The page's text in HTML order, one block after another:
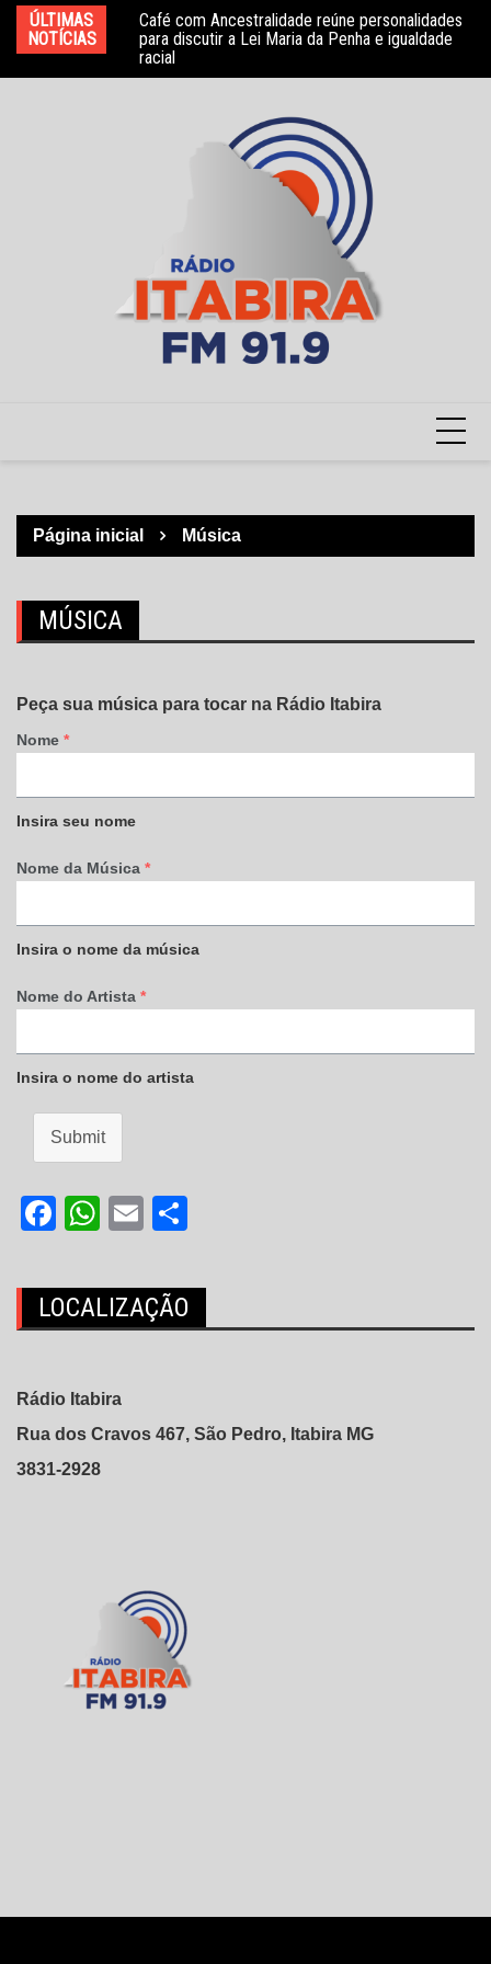
para
conteúdo
ÚLTIMAS
NOTÍCIAS
Quinto” no Santa
Café com Ancestralidade reúne personalidades
para discutir a Lei Maria da Penha e igualdade
racial
Página inicial Música
MÚSICA
Peça sua música para tocar na Rádio Itabira
Nome *
Insira seu nome
Nome da Música *
Insira o nome da música
Nome do Artista *
Insira o nome do artista
Submit
Facebook
WhatsApp
Email
LOCALIZAÇÃO
Rádio Itabira
Rua dos Cravos 467, São Pedro, Itabira MG
3831-2928